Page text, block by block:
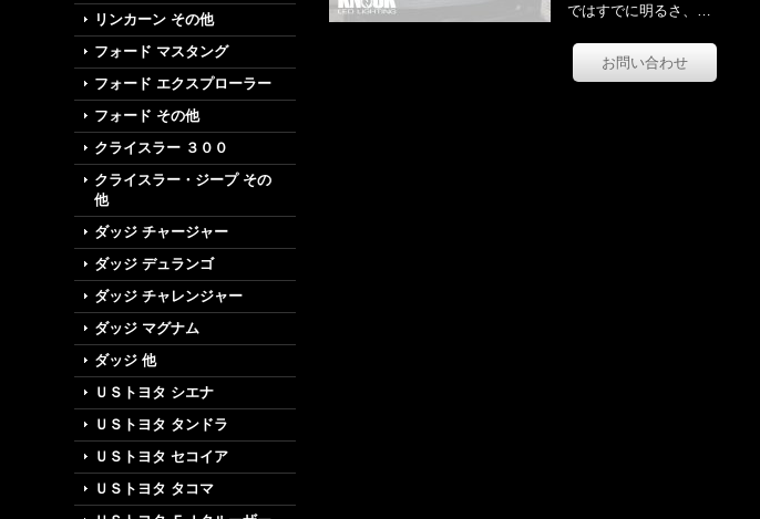
リンカーン その他
フォード マスタング
フォード エクスプローラー
フォード その他
クライスラー ３００
クライスラー・ジープ その
他
ダッジ チャージャー
ダッジ デュランゴ
ダッジ チャレンジャー
ダッジ マグナム
ダッジ 他
ＵＳトヨタ シエナ
ＵＳトヨタ タンドラ
ＵＳトヨタ セコイア
ＵＳトヨタ タコマ
ではすでに明るさ、…